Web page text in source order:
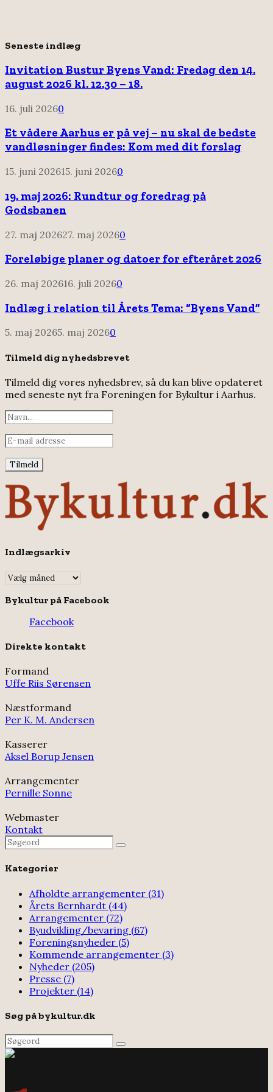
Seneste indlæg
Invitation Bustur Byens Vand: Fredag den 14.
august 2026 kl. 12.30 – 18.
16. juli 20260
Et vådere Aarhus er på vej – nu skal de bedste
vandløsninger findes: Kom med dit forslag
15. juni 202615. juni 20260
19. maj 2026: Rundtur og foredrag på
Godsbanen
27. maj 202627. maj 20260
Foreløbige planer og datoer for efteråret 2026
26. maj 202616. juli 20260
Indlæg i relation til Årets Tema: “Byens Vand”
5. maj 20265. maj 20260
Tilmeld dig nyhedsbrevet
Tilmeld dig vores nyhedsbrev, så du kan blive opdateret
med seneste nyt fra Foreningen for Bykultur i Aarhus.
Indlægsarkiv
Indlægsarkiv
Bykultur på Facebook
Facebook
Direkte kontakt
Formand
Uffe Riis Sørensen
Næstformand
Per K. M. Andersen
Kasserer
Aksel Borup Jensen
Arrangementer
Pernille Sonne
Webmaster
Kontakt
Search
for:
Search
Kategorier
Afholdte arrangementer (31)
Årets Bernhardt (44)
Arrangementer (72)
Byudvikling/bevaring (67)
Foreningsnyheder (5)
Kommende arrangementer (3)
Nyheder (205)
Presse (7)
Projekter (14)
Søg på bykultur.dk
Search
for:
Search